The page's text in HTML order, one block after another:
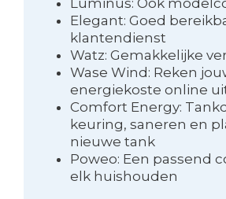
Elegant: Goed
klantendienst
Watz: Gemakkelijke
Wase Wind: Reken
energiekoste online
Comfort Energy:
keuring, saneren en
nieuwe tank
Poweo: Een passend
elk huishouden